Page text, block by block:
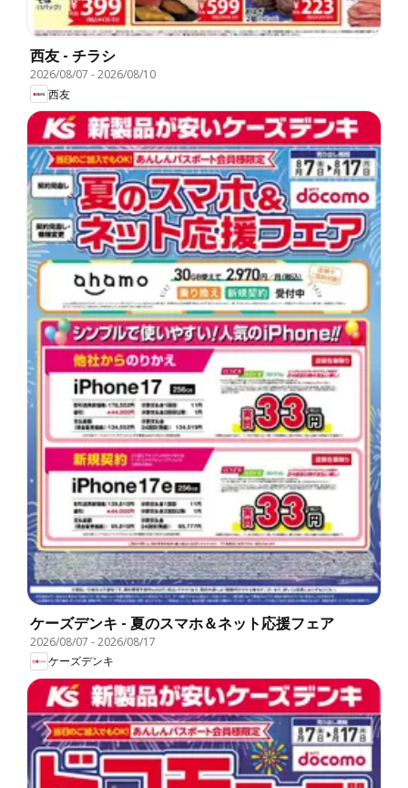
西友 - チラシ
2026/08/07 -2026/08/10
西友
ケーズデンキ - 夏のスマホ＆ネット応援フェア
2026/08/07 -2026/08/17
ケーズデンキ